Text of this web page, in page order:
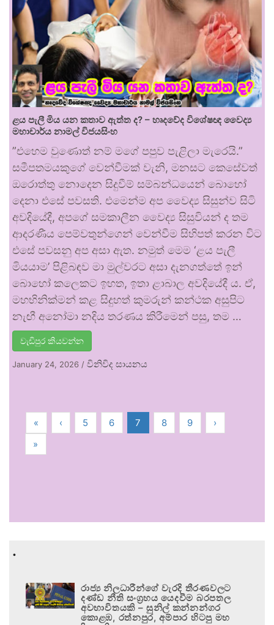
ළය පැලී මිය යන කතාව ඇත්ත ද? – හෘදවේද විශේෂඥ වෛද්‍ය
මහාචාර්ය නාමල් විජයසිංහ
​”එහෙම වුණොත් නම් මගේ පපුව පැළිලා මැරෙයි.”
සමීපතමයකුගේ වෙන්වීමක් වැනි, මනසට කෙසේවත්
ඔරොත්තු නොදෙන සිදුවීම් සම්බන්ධයෙන් බොහෝ
දෙනා එසේ පවසති. එමෙන්ම අප වෛද්‍ය සිසුන්ව සිටි
අවදියේදී, අපගේ සමකාලීන වෛද්‍ය සිසුවියන් ද තම
ආදරණීය පෙම්වතුන්ගෙන් වෙන්වීම සිහිපත් කරන විට
එසේ පවසනු අප අසා ඇත. ​නමුත් මෙම ‘ළය පැලී
මියයාම’ පිළිබඳව මා මුල්වරට අසා දැනගත්තේ ඉන්
බොහෝ කලෙකට ඉහත, ඉතා ළාබාල අවදියේදී ය. ඒ,
මහභිනික්මන් කළ සිදුහත් කුමරුන් කන්ථක අසුපිට
නැඟී අනෝමා නදිය තරණය කිරීමෙන් පසු, තම …
වැඩිපුර කියවන්න
January 24, 2026 / විනිවිද සායනය
« ‹ 5 6 7 8 9
›
»
.
රාජ්‍ය නිලධාරීන්ගේ වැරදි තීරණවලට
දණ්ඩ නීති සංග්‍රහය යෙදවීම බරපතල
අවභාවිතයකි – සුනිල් කන්නන්ගර
කොළඹ, රත්නපුර, අම්පාර හිටපු මහ